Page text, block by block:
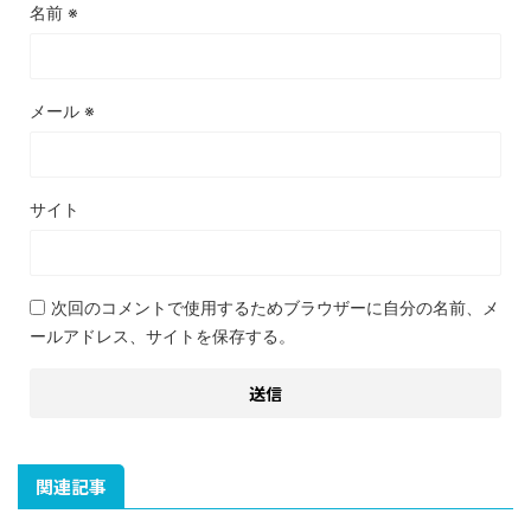
名前 ※
メール ※
サイト
次回のコメントで使用するためブラウザーに自分の名前、メ
ールアドレス、サイトを保存する。
関連記事